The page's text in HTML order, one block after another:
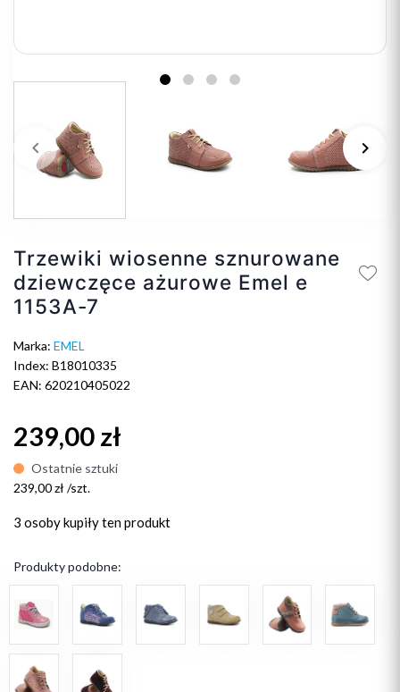
Poprzedni
keyboard_arrow_left keyboard_arrow_right
Trzewiki wiosenne sznurowane
dziewczęce ażurowe Emel e
1153A-7
Marka: EMEL
Index: B18010335
EAN: 620210405022
239,00 zł
Ostatnie sztuki
239,00 zł /szt.
3 osobykupiły ten produkt
Produkty podobne: